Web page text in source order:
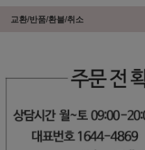
교환/반품/환불/취소